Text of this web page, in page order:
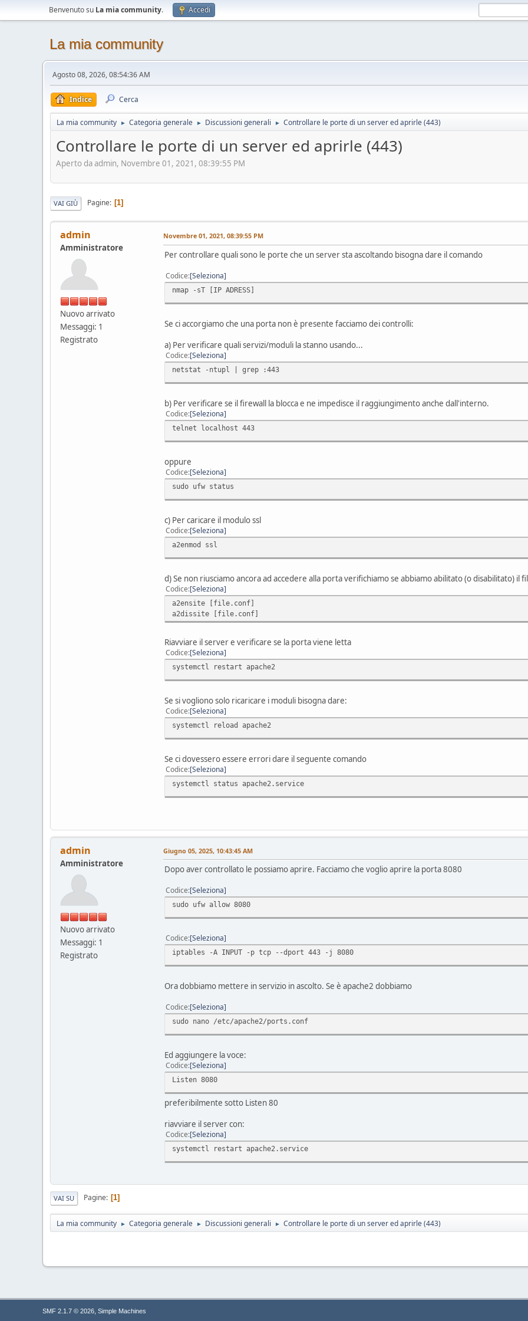
Benvenuto su La mia community. Accedi
La mia community
Agosto 08, 2026, 08:54:36 AM
Indice Cerca
La mia community ► Categoria generale ► Discussioni generali ► Controllare le porte di un server ed aprirle (443)
Controllare le porte di un server ed aprirle (443)
Aperto da admin, Novembre 01, 2021, 08:39:55 PM
VAI GIÙ Pagine 1
admin
Amministratore
Nuovo arrivato
Messaggi: 1
Registrato
Novembre 01, 2021, 08:39:55 PM
Per controllare quali sono le porte che un server sta ascoltando bisogna dare il comando
Codice Seleziona
nmap -sT [IP ADRESS]
Se ci accorgiamo che una porta non è presente facciamo dei controlli:
a) Per verificare quali servizi/moduli la stanno usando...
Codice Seleziona
netstat -ntupl | grep :443
b) Per verificare se il firewall la blocca e ne impedisce il raggiungimento anche dall'interno.
Codice Seleziona
telnet localhost 443
oppure
Codice Seleziona
sudo ufw status
c) Per caricare il modulo ssl
Codice Seleziona
a2enmod ssl
d) Se non riusciamo ancora ad accedere alla porta verifichiamo se abbiamo abilitato (o disabilitato) il
Codice Seleziona
a2ensite [file.conf]
a2dissite [file.conf]
Riavviare il server e verificare se la porta viene letta
Codice Seleziona
systemctl restart apache2
Se si vogliono solo ricaricare i moduli bisogna dare:
Codice Seleziona
systemctl reload apache2
Se ci dovessero essere errori dare il seguente comando
Codice Seleziona
systemctl status apache2.service
admin
Amministratore
Nuovo arrivato
Messaggi: 1
Registrato
Giugno 05, 2025, 10:43:45 AM
Dopo aver controllato le possiamo aprire. Facciamo che voglio aprire la porta 8080
Codice Seleziona
sudo ufw allow 8080
Codice Seleziona
iptables -A INPUT -p tcp --dport 443 -j 8080
Ora dobbiamo mettere in servizio in ascolto. Se è apache2 dobbiamo
Codice Seleziona
sudo nano /etc/apache2/ports.conf
Ed aggiungere la voce:
Codice Seleziona
Listen 8080
preferibilmente sotto Listen 80
riavviare il server con:
Codice Seleziona
systemctl restart apache2.service
VAI SU Pagine 1
La mia community ► Categoria generale ► Discussioni generali ► Controllare le porte di un server ed aprirle (443)
SMF 2.1.7 © 2026, Simple Machines